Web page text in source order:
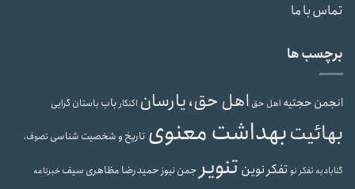
تماس با ما
برچسب ها
انجمن حجتیه اهل حق اهل حق، یارسان اکنکارباب باستان گرایی
بهائیتبهداشت معنوی تاریخ و شخصیت شناسی تصوف،
گنابادیه تفکر نوتفکر نوین تنویر جمن نیوز حمیدرضا مظاهری سیفخبرنامه